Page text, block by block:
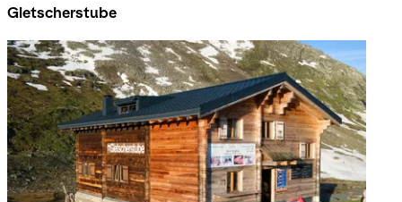
Gletscherstube